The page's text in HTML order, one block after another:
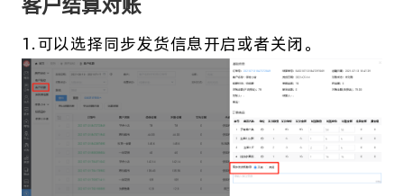
1.可以选择同步发货信息开启或者关闭。